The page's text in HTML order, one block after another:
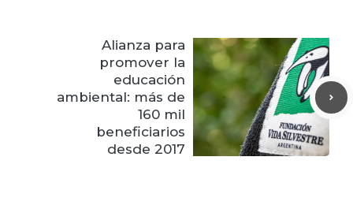
Alianza para
promover la
educación
ambiental: más de
160 mil
beneficiarios
desde 2017